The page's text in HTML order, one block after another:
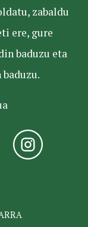
zabaldu
ere, gure
baduzu eta